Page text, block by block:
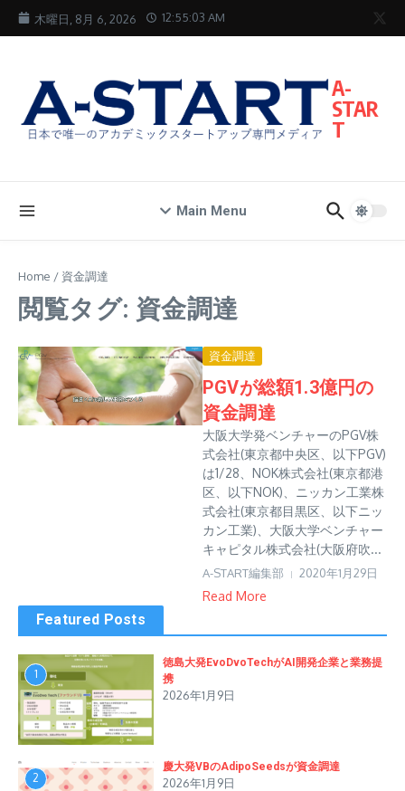
コンテンツへスキップ
木曜日, 8月 6, 2026 12:55:04 AM
A-
STAR
T
Main Menu
Home / 資金調達
閲覧タグ: 資金調達
資金調達
PGVが総額1.3億円の
資金調達
大阪大学発ベンチャーのPGV株
式会社(東京都中央区、以下PGV)
は1/28、NOK株式会社(東京都港
区、以下NOK)、ニッカン工業株
式会社(東京都目黒区、以下ニッ
カン工業)、大阪大学ベンチャー
キャピタル株式会社(大阪府吹...
A-START編集部 2020年1月29日
Read More
Featured Posts
1
徳島大発EvoDvoTechがAI開発企業と業務提
携
2026年1月9日
2
慶大発VBのAdipoSeedsが資金調達
2026年1月9日